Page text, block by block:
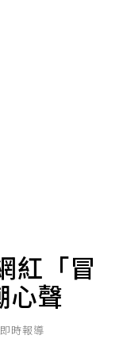
紅「冒
心聲
時報導